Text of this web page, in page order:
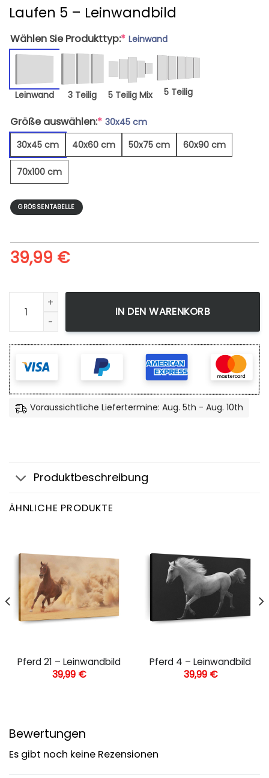
Laufen 5 – Leinwandbild
Wählen Sie Produkttyp:* Leinwand
Leinwand 3 Teilig 5 Teilig Mix 5 Teilig
Größe auswählen:* 30x45 cm
30x45 cm
40x60 cm 50x75 cm 60x90 cm
70x100 cm
GRÖSSENTABELLE
39,99 €
Laufen 5 - Leinwandbild Menge
IN DEN WARENKORB
Voraussichtliche Liefertermine: Aug. 5th - Aug. 10th
Produktbeschreibung
ÄHNLICHE PRODUKTE
Pferd 21 – Leinwandbild
39,99 €
Pferd 4 – Leinwandbild
39,99 €
Bewertungen
Es gibt noch keine Rezensionen